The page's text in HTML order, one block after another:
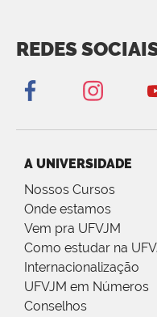
REDES
A UNIVERSIDADE
Nossos Cursos
Onde estamos
Vem pra UFVJM
Como estudar na
Internacionalização
UFVJM em Números
Conselhos